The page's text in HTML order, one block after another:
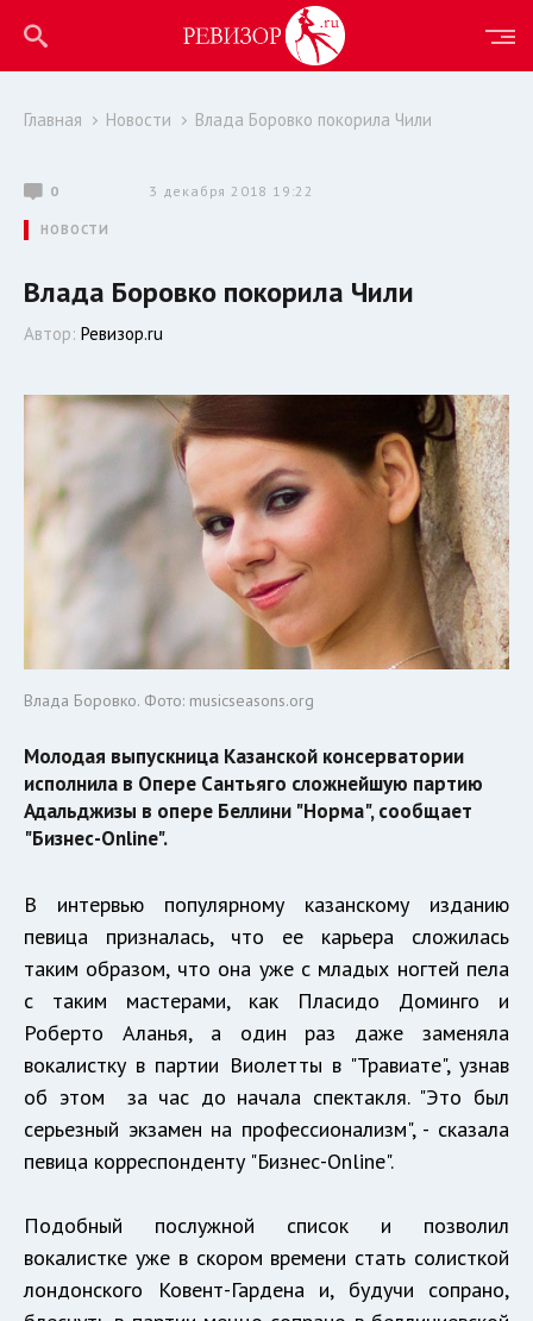
Главная Новости Влада Боровко покорила Чили
0 3 декабря 2018 19:22
НОВОСТИ
Влада Боровко покорила Чили
Автор: Ревизор.ru
Влада Боровко. Фото: musicseasons.org
Молодая выпускница Казанской консерватории
исполнила в Опере Сантьяго сложнейшую партию
Адальджизы в опере Беллини "Норма", сообщает
"Бизнес-Online".
В интервью популярному казанскому изданию
певица призналась, что ее карьера сложилась
таким образом, что она уже с младых ногтей пела
с таким мастерами, как Пласидо Доминго и
Роберто Аланья, а один раз даже заменяла
вокалистку в партии Виолетты в "Травиате", узнав
об этом за час до начала спектакля. "Это был
серьезный экзамен на профессионализм", - сказала
певица корреспонденту "Бизнес-Online".
Подобный послужной список и позволил
вокалистке уже в скором времени стать солисткой
лондонского Ковент-Гардена и, будучи сопрано,